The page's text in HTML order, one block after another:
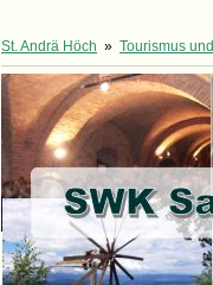
St. Andrä Höch » Tourismus